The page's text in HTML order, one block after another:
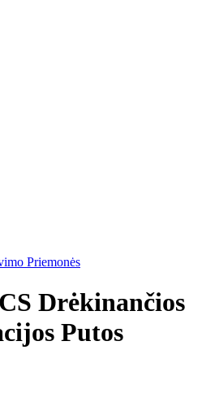
Priemonės
Drėkinančios
Putos